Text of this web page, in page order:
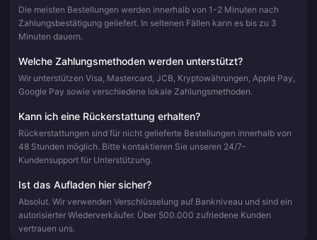
Die meisten Bestellungen werden innerhalb von 1-2 Minuten nach
Zahlungsbestätigung geliefert. In seltenen Fällen kann es bis zu 3
Minuten dauern.
Welche Zahlungsmethoden werden unterstützt?
Wir unterstützen Visa, Mastercard, JCB, Kryptowährungen, Apple Pay,
Google Pay sowie verschiedene lokale Zahlungsmethoden.
Kann ich eine Rückerstattung erhalten?
Rückerstattungen sind für nicht gelieferte Bestellungen innerhalb von
48 Stunden möglich. Bitte kontaktieren Sie unseren 24/7-
Kundensupport für Unterstützung.
Ist das Aufladen hier sicher?
Absolut. Wir verwenden Verschlüsselung auf Bankniveau und sind ein
autorisierter Wiederverkäufer. Über 500.000 zufriedene Kunden
vertrauen uns.